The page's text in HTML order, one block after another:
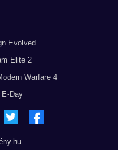
Evolved
Elite 2
Warfare 4
Day